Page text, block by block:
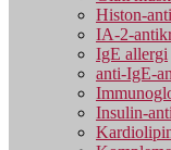
Histon-
IA-2-
IgE allergi
anti-IgE-
Insulin-